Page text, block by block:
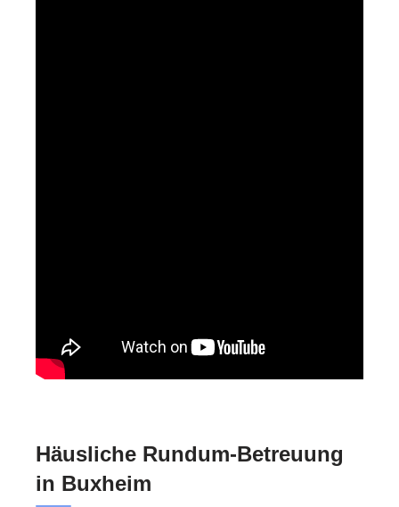
Häusliche Rundum-Betreuung
in Buxheim